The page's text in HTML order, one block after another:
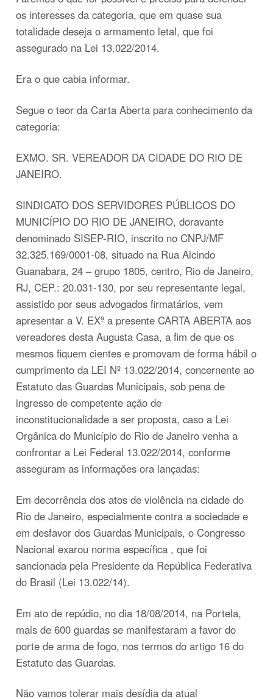
os interesses da categoria, que em quase sua
totalidade deseja o armamento letal, que foi
assegurado na Lei 13.022/2014.
Era o que cabia informar.
Segue o teor da Carta Aberta para conhecimento da
categoria:
EXMO. SR. VEREADOR DA CIDADE DO RIO DE
JANEIRO.
SINDICATO DOS SERVIDORES PÚBLICOS DO
MUNICÍPIO DO RIO DE JANEIRO, doravante
denominado SISEP-RIO, inscrito no CNPJ/MF
32.325.169/0001-08, situado na Rua Alcindo
Guanabara, 24 – grupo 1805, centro, Rio de Janeiro,
RJ, CEP.: 20.031-130, por seu representante legal,
assistido por seus advogados firmatários, vem
apresentar a V. EXª a presente CARTA ABERTA aos
vereadores desta Augusta Casa, a fim de que os
mesmos fiquem cientes e promovam de forma hábil o
cumprimento da LEI Nº 13.022/2014, concernente ao
Estatuto das Guardas Municipais, sob pena de
ingresso de competente ação de
inconstitucionalidade a ser proposta, caso a Lei
Orgânica do Município do Rio de Janeiro venha a
confrontar a Lei Federal 13.022/2014, conforme
asseguram as informações ora lançadas:
Em decorrência dos atos de violência na cidade do
Rio de Janeiro, especialmente contra a sociedade e
em desfavor dos Guardas Municipais, o Congresso
Nacional exarou norma específica , que foi
sancionada pela Presidente da República Federativa
do Brasil (Lei 13.022/14).
Em ato de repúdio, no dia 18/08/2014, na Portela,
mais de 600 guardas se manifestaram a favor do
porte de arma de fogo, nos termos do artigo 16 do
Estatuto das Guardas.
Não vamos tolerar mais desídia da atual